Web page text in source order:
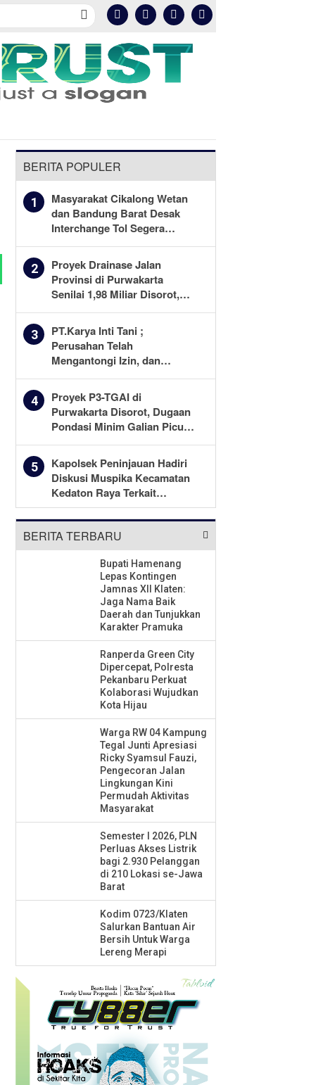
BERITA POPULER
1
Masyarakat Cikalong Wetan
dan Bandung Barat Desak
Interchange Tol Segera
Dibuka
2
Proyek Drainase Jalan
Provinsi di Purwakarta
Senilai 1,98 Miliar Disorot,
Warga Minta Kualitas
Pekerjaan Diawasi Ketat
3
PT.Karya Inti Tani ;
Perusahan Telah
Mengantongi Izin, dan
Berkomitmen Menjalankan
Aturan Yang Berlaku
4
Proyek P3-TGAI di
Purwakarta Disorot, Dugaan
Pondasi Minim Galian Picu
Pertanyaan Besar soal
Pengawasan
5
Kapolsek Peninjauan Hadiri
Diskusi Muspika Kecamatan
Kedaton Raya Terkait
Sengketa Lahan Kelompok
Tani Dengan PT. GNS
BERITA TERBARU
Bupati Hamenang
Lepas Kontingen
Jamnas XII Klaten:
Jaga Nama Baik
Daerah dan Tunjukkan
Karakter Pramuka
Ranperda Green City
Dipercepat, Polresta
Pekanbaru Perkuat
Kolaborasi Wujudkan
Kota Hijau
Warga RW 04 Kampung
Tegal Junti Apresiasi
Ricky Syamsul Fauzi,
Pengecoran Jalan
Lingkungan Kini
Permudah Aktivitas
Masyarakat
Semester I 2026, PLN
Perluas Akses Listrik
bagi 2.930 Pelanggan
di 210 Lokasi se-Jawa
Barat
Kodim 0723/Klaten
Salurkan Bantuan Air
Bersih Untuk Warga
Lereng Merapi